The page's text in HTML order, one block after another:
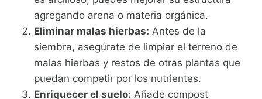
agregando arena o materia orgánica.
Eliminar malas hierbas: Antes de la
siembra, asegúrate de limpiar el terreno de
malas hierbas y restos de otras plantas que
puedan competir por los nutrientes.
Enriquecer el suelo: Añade compost